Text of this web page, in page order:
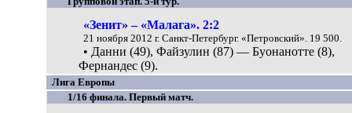
«Зенит» – «Малага». 2:2
21 ноября 2012 г. Санкт-Петербург. «Петровский». 19 500.
• Данни (49), Файзулин (87) — Буонанотте (8),
Фернандес (9).
Лига Европы
1/16 финала. Первый матч.